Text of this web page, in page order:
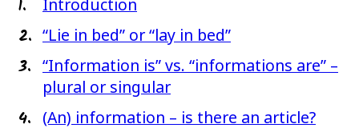
1. Introduction
2. “Lie in bed” or “lay in bed”
3. “Information is” vs. “informations are” –
plural or singular
4. (An) information – is there an article?